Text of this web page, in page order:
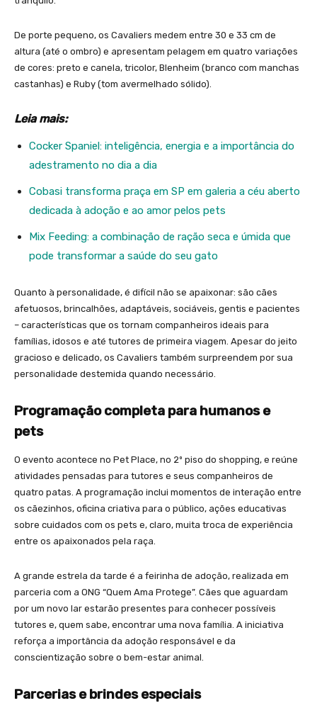
De porte pequeno, os Cavaliers medem entre 30 e 33 cm de
altura (até o ombro) e apresentam pelagem em quatro variações
de cores: preto e canela, tricolor, Blenheim (branco com manchas
castanhas) e Ruby (tom avermelhado sólido).
Leia mais:
Cocker Spaniel: inteligência, energia e a importância do
adestramento no dia a dia
Cobasi transforma praça em SP em galeria a céu aberto
dedicada à adoção e ao amor pelos pets
Mix Feeding: a combinação de ração seca e úmida que
pode transformar a saúde do seu gato
Quanto à personalidade, é difícil não se apaixonar: são cães
afetuosos, brincalhões, adaptáveis, sociáveis, gentis e pacientes
– características que os tornam companheiros ideais para
famílias, idosos e até tutores de primeira viagem. Apesar do jeito
gracioso e delicado, os Cavaliers também surpreendem por sua
personalidade destemida quando necessário.
Programação completa para humanos e
pets
O evento acontece no Pet Place, no 2º piso do shopping, e reúne
atividades pensadas para tutores e seus companheiros de
quatro patas. A programação inclui momentos de interação entre
os cãezinhos, oficina criativa para o público, ações educativas
sobre cuidados com os pets e, claro, muita troca de experiência
entre os apaixonados pela raça.
A grande estrela da tarde é a feirinha de adoção, realizada em
parceria com a ONG “Quem Ama Protege”. Cães que aguardam
por um novo lar estarão presentes para conhecer possíveis
tutores e, quem sabe, encontrar uma nova família. A iniciativa
reforça a importância da adoção responsável e da
conscientização sobre o bem-estar animal.
Parcerias e brindes especiais